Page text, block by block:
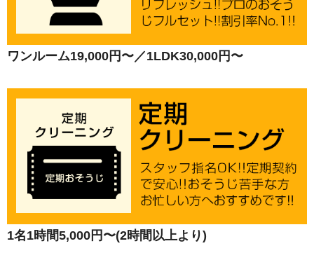
ワンルーム19,000円〜／1LDK30,000円〜
1名1時間5,000円〜(2時間以上より)